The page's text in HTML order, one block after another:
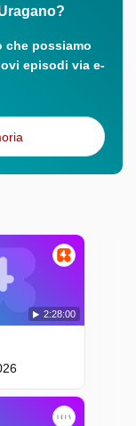
che possiamo
episodi via e-
2:28:00